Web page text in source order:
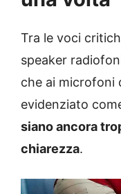
Tra le voci
speaker
che ai microfoni
evidenziato
siano ancora
chiarezza.